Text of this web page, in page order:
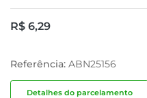
R$ 6,29
Referência: ABN25156
Detalhes do parcelamento